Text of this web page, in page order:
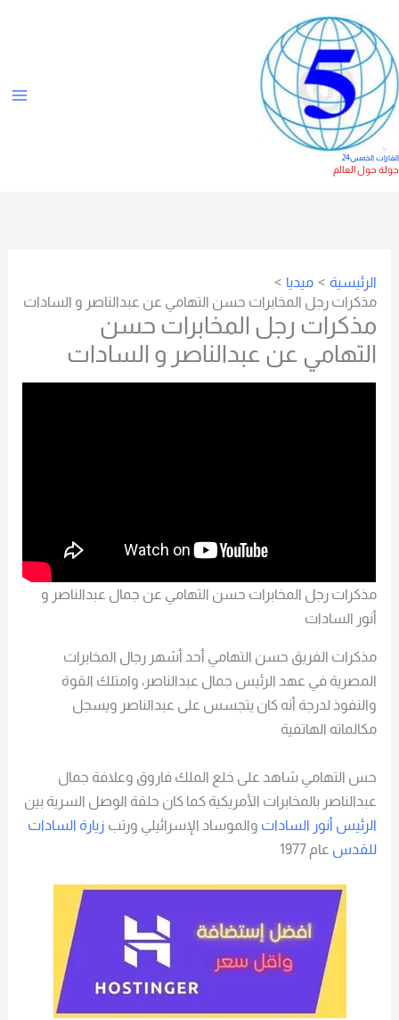
الخمس24
حول العالم
الرئيسية
ميديا
مذكرات رجل المخابرات حسن التهامي عن عبدالناصر و السادات
مذكرات رجل المخابرات حسن
التهامي عن عبدالناصر و السادات
مذكرات رجل المخابرات حسن التهامي عن جمال عبدالناصر و
أنور السادات
مذكرات الفريق حسن التهامي أحد أشهر رجال المخابرات
المصرية في عهد الرئيس جمال عبدالناصر، وامتلك القوة
والنفوذ لدرجة أنه كان يتجسس على عبدالناصر ويسجل
مكالماته الهاتفية
حس التهامي شاهد على خلع الملك فاروق وعلافة جمال
عبدالناصر بالمخابرات الأمريكية كما كان حلقة الوصل السرية بين
الرئيس أنور الساداتوالموساد الإسرائيلي ورتب زيارة السادات
للقدسعام 1977
ص
ف
ا